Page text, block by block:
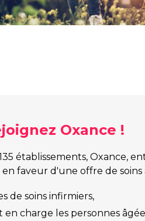
Oxance !
établissements, Oxance,
faveur d'une offre de
de soins infirmiers,
charge les personnes